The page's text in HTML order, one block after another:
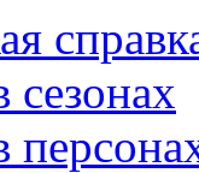
сезонах